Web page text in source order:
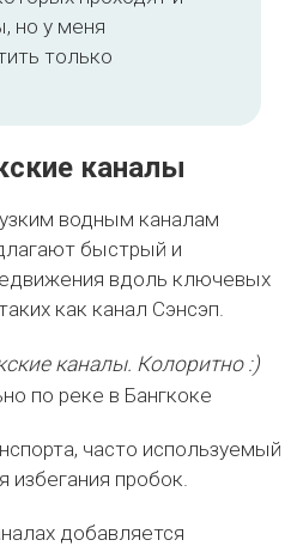
но у меня
только
каналы
водным каналам
быстрый и
вдоль ключевых
как канал Сэнсэп.
каналы. Колоритно :)
часто используемый
пробок.
добавляется